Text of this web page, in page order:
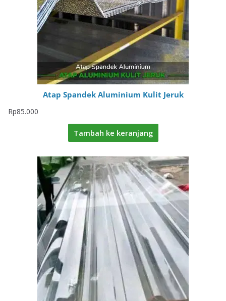
Atap Spandek Aluminium Kulit Jeruk
Rp85.000
Tambah ke keranjang